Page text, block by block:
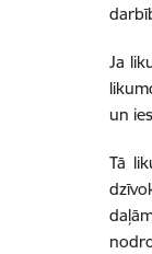
Ja
un
Tā